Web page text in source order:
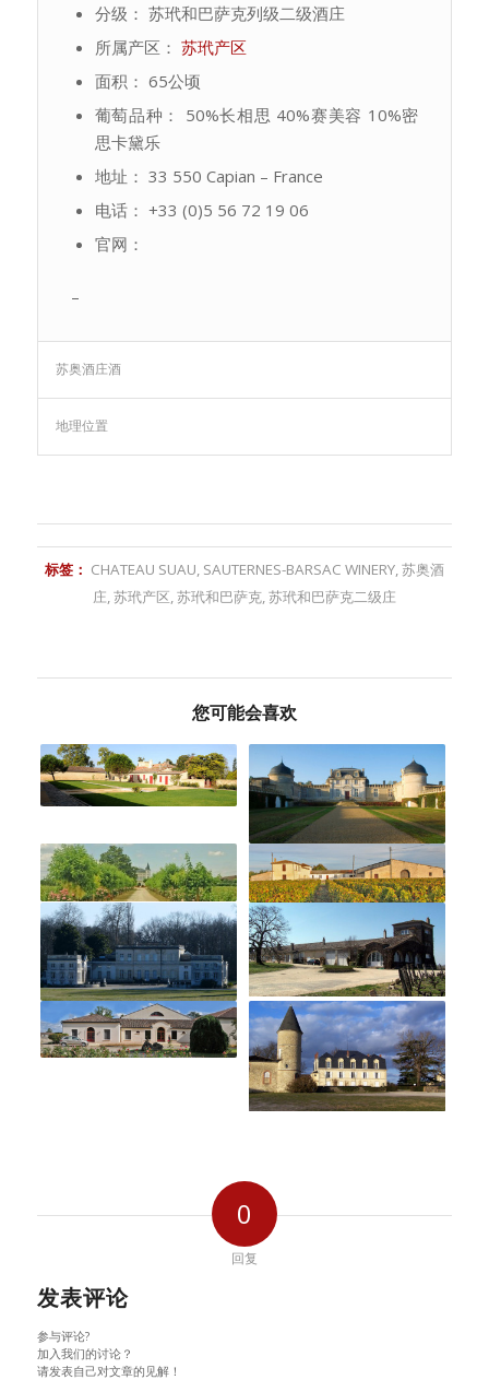
分级： 苏玳和巴萨克列级二级酒庄
所属产区： 苏玳产区
面积： 65公顷
葡萄品种： 50%长相思 40%赛美容 10%密
思卡黛乐
地址： 33 550 Capian – France
电话： +33 (0)5 56 72 19 06
官网：
–
苏奥酒庄酒
地理位置
标签： CHATEAU SUAU SAUTERNES-BARSAC WINERY, 苏奥酒
庄 苏玳产区 苏玳和巴萨克, 苏玳和巴萨克二级庄
您可能会喜欢
0
回复
发表评论
参与评论?
加入我们的讨论？
请发表自己对文章的见解！